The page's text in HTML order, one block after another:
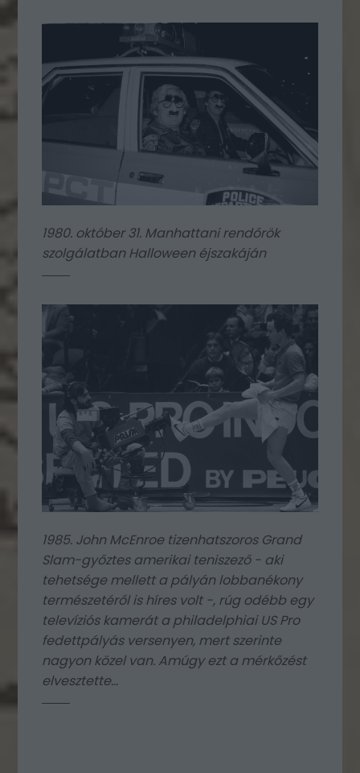
1980. október 31. Manhattani rendőrök
szolgálatban Halloween éjszakáján
1985. John McEnroe tizenhatszoros Grand
Slam-győztes amerikai teniszező - aki
tehetsége mellett a pályán lobbanékony
természetéről is híres volt -, rúg odébb egy
televíziós kamerát a philadelphiai US Pro
fedettpályás versenyen, mert szerinte
nagyon közel van. Amúgy ezt a mérkőzést
elvesztette...